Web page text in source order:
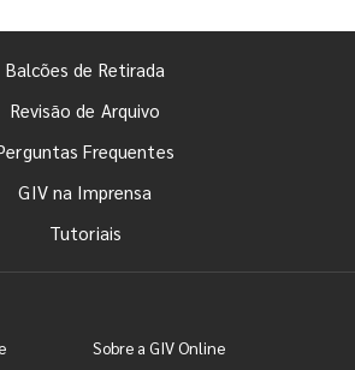
Balcões de Retirada
Revisão de Arquivo
Frequentes
GIV na Imprensa
Tutoriais
Sobre a GIV Online